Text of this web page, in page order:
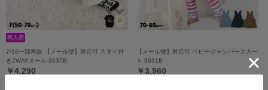
7/16一部再販 【メール便】対応可 スタイ付
き2WAYオール 9637B
￥4,290
【メール便】対応可 ベビージャンパースカー
ト 9631B
￥3,960